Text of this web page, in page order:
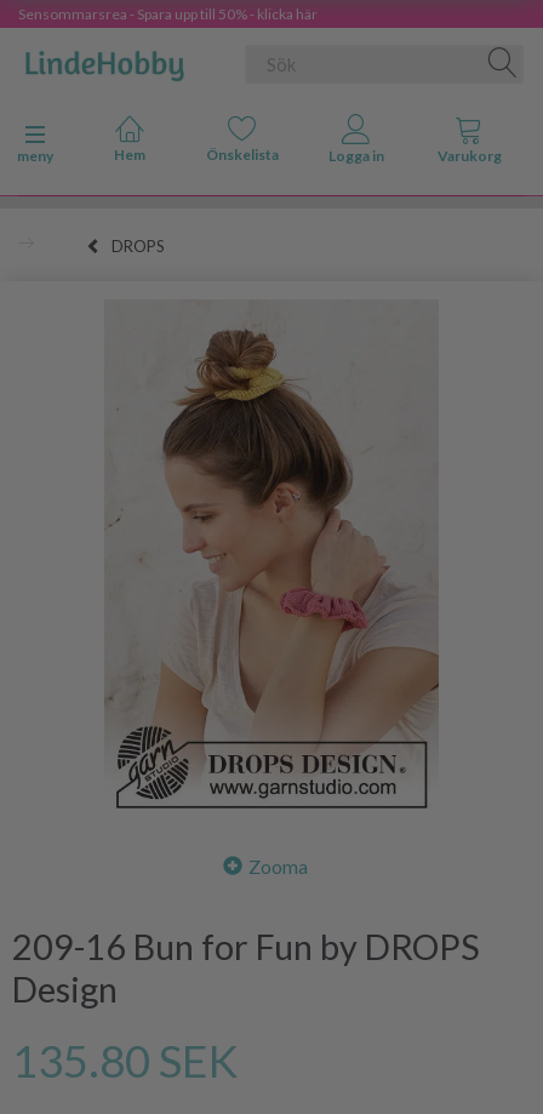
Sensommarsrea - Spara upp till 50% - klicka här
Ändra navigering
meny
DROPS
Zooma
209-16 Bun for Fun by DROPS
Design
135.80 SEK